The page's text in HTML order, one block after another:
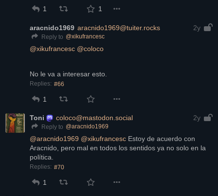
1 1
aracnido1969 aracnido1969@tuiter.rocks 2y
Reply to @xikufrancesc
@xikufrancesc @coloco
No le va a interesar esto.
Replies: #66
1
Toni coloco@mastodon.social 2y
Reply to @aracnido1969
@aracnido1969 @xikufrancesc Estoy de acuerdo con
Aracnido, pero mal en todos los sentidos ya no solo en la
política.
Replies: #70
1